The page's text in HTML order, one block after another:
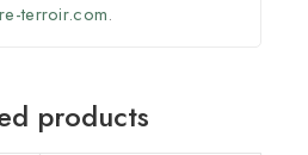
terroir.com.
products